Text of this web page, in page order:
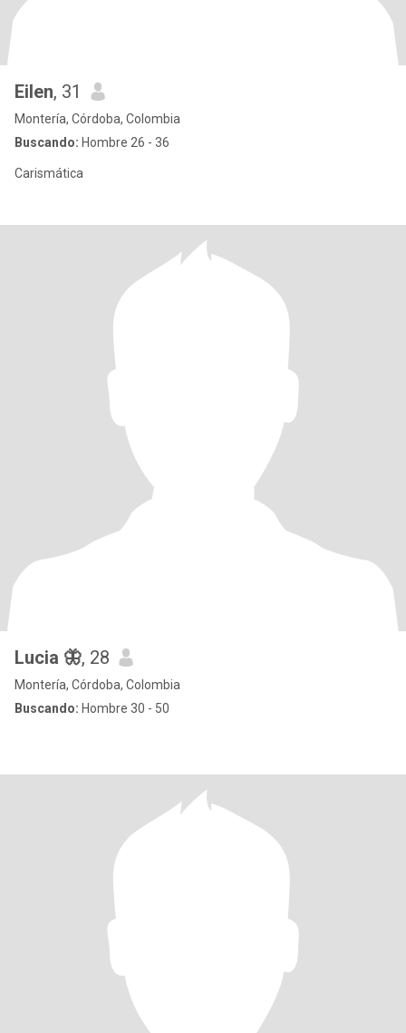
Eilen, 31
Montería, Córdoba, Colombia
Buscando: Hombre 26 - 36
Carismática
Lucia 🦋, 28
Montería, Córdoba, Colombia
Buscando: Hombre 30 - 50